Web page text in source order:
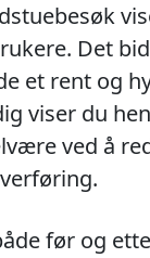
Det
et rent og
viser du
ved å
før og